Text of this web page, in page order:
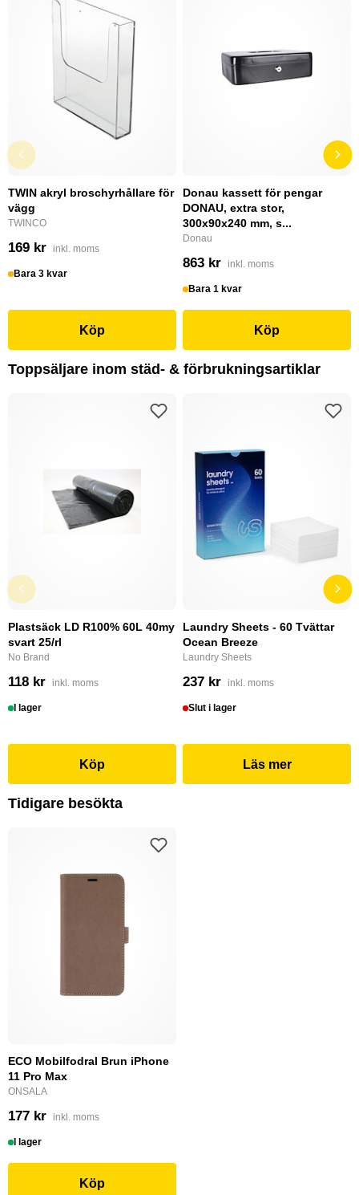
TWIN akryl broschyrhållare för
vägg
TWINCO
169 kr inkl. moms
Bara 3 kvar
Köp
Donau kassett för pengar
DONAU, extra stor,
300x90x240 mm, s...
Donau
863 kr inkl. moms
Bara 1 kvar
Köp
Toppsäljare inom städ- & förbrukningsartiklar
Plastsäck LD R100% 60L 40my
svart 25/rl
No Brand
118 kr inkl. moms
I lager
Köp
Laundry Sheets - 60 Tvättar
Ocean Breeze
Laundry Sheets
237 kr inkl. moms
Slut i lager
Läs mer
Tidigare besökta
ECO Mobilfodral Brun iPhone
11 Pro Max
ONSALA
177 kr inkl. moms
I lager
Köp